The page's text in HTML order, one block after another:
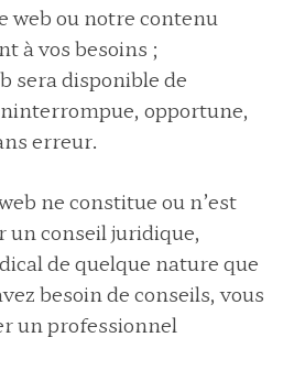
web ou notre contenu
à vos besoins ;
sera disponible de
opportune,
erreur.
ne constitue ou n’est
un conseil juridique,
de quelque nature que
besoin de conseils, vous
un professionnel